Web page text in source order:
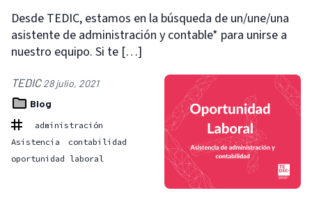
Desde TEDIC, estamos en la búsqueda de un/une/una
asistente de administración y contable* para unirse a
nuestro equipo. Si te […]
TEDIC28 julio, 2021
Blog
administración
Asistencia
contabilidad
oportunidad laboral